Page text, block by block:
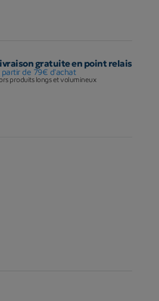
gratuite en point relais
partir de 79€ d'achat
produits longs et volumineux